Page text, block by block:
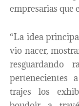
empresarias que
“La idea
vio nacer,
resguardando
pertenecientes
trajes los